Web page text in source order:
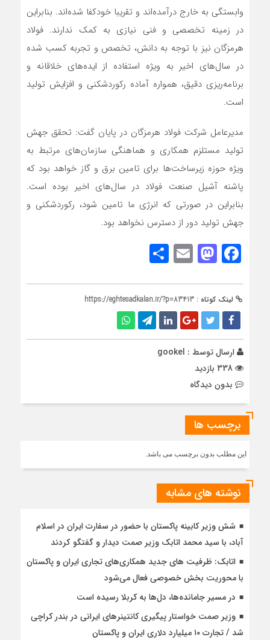
وابستگی به خارج درآمده‌اند و تقریبا خودکفا شده‌اند. بنابراین
در زمینه تخصصی و فنی نیازی به کمک ندارند. فولاد
هرمزگان نیز با توجه به دانش، تخصص و تجربه کسب شده
در سال‌های اخیر به ویژه استفاده از ایده‌های خلاقانه و
برنامه‌ریزی دقیق، همواره آماده رکوردشکنی و افزایش تولید
است.
مدیرعامل شرکت فولاد هرمزگان در پایان گفت: تحقق جهش
تولید مستلزم همکاری و هماهنگی سازمان‌های مرتبط به
ویژه حوزه زیرساخت‌ها برای تامین برق و گاز خواهد بود که
پاشنه آشیل صنعت فولاد در سال‌های اخیر بوده است.
بنابراین در صورتی که انرژی ما تامین شود، رکوردشکنی و
جهش تولید دور از دسترس نخواهد بود.
Facebook
Mastodon
Email
لینک کوتاه : https://eghtesadkalan.ir/?p=83413
ارسال توسط : gookel
بدون دیدگاه
برچسب ها
این مطلب بدون برچسب می باشد.
نوشته های مشابه
شش وزیر کابینه پاکستان با حضور در سفارت ایران در اسلام
آباد، با سيد محمد اتابك وزير صمت ديدار و گفتگو كردند
اتابک: ظرفیت های جدید همکاری‌های تجاری ایران و پاکستان
با محوریت بخش خصوصی فعال می‌شود
در مسیر جا‌مانده‌ها، دل‌ها به کربلا رسیده است
وزیر صمت خواستار پیگیری کانتینرهای ایرانی در بندر کراچی
شد / تجارت ۱۰ میلیارد دلاری ایران و پاکستان